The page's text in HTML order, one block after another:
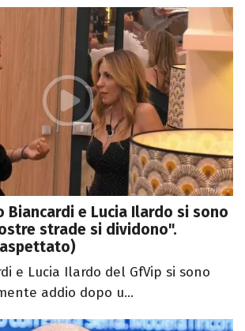
Biancardi e Lucia Ilardo si sono
strade si dividono".
e Lucia Ilardo del GfVip si sono
addio dopo u...